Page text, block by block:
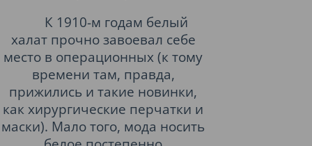
К 1910-м годам белый
халат прочно завоевал себе
место в операционных (к тому
времени там, правда,
прижились и такие новинки,
как хирургические перчатки и
маски). Мало того, мода носить